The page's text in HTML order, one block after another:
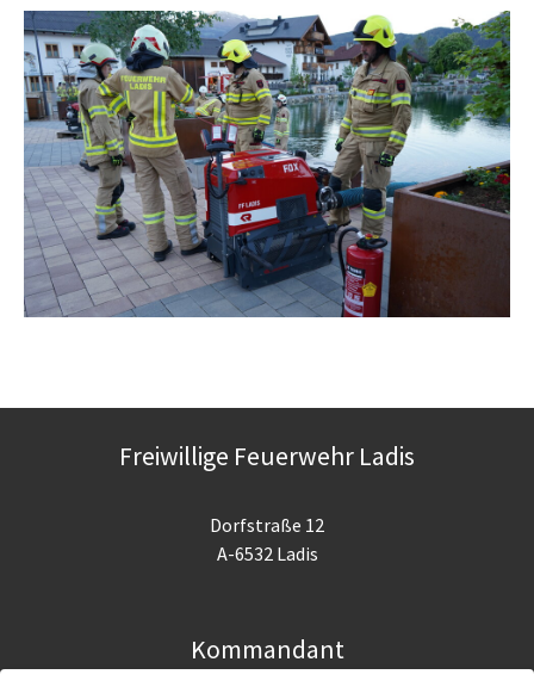
Freiwillige Feuerwehr Ladis
Dorfstraße 12
A-6532 Ladis
Kommandant